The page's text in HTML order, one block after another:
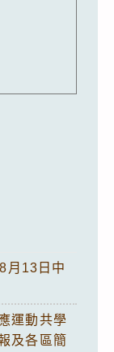
月13日中
運動共學
及各區簡